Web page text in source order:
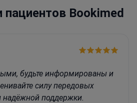
Он прошел семинар по
медицинской информатики
для развития
пациентов Bookimed
будьте информированы и
силу передовых
надёжной поддержки.